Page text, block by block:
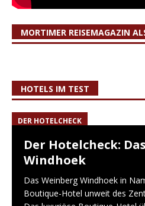
MORTIMER REISEMAGAZIN
HOTELS IM TEST
DER HOTELCHECK
Der Hotelcheck:
Windhoek
Das Weinberg Windhoek in
Boutique-Hotel unweit des